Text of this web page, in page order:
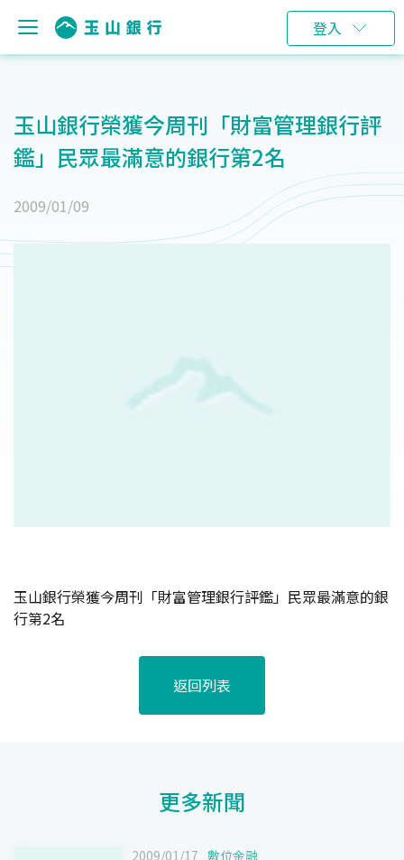
登入
玉山銀行榮獲今周刊「財富管理銀行評
鑑」民眾最滿意的銀行第2名
2009/01/09
玉山銀行榮獲今周刊「財富管理銀行評鑑」民眾最滿意的銀
行第2名
返回列表
更多新聞
2009/01/17 數位金融